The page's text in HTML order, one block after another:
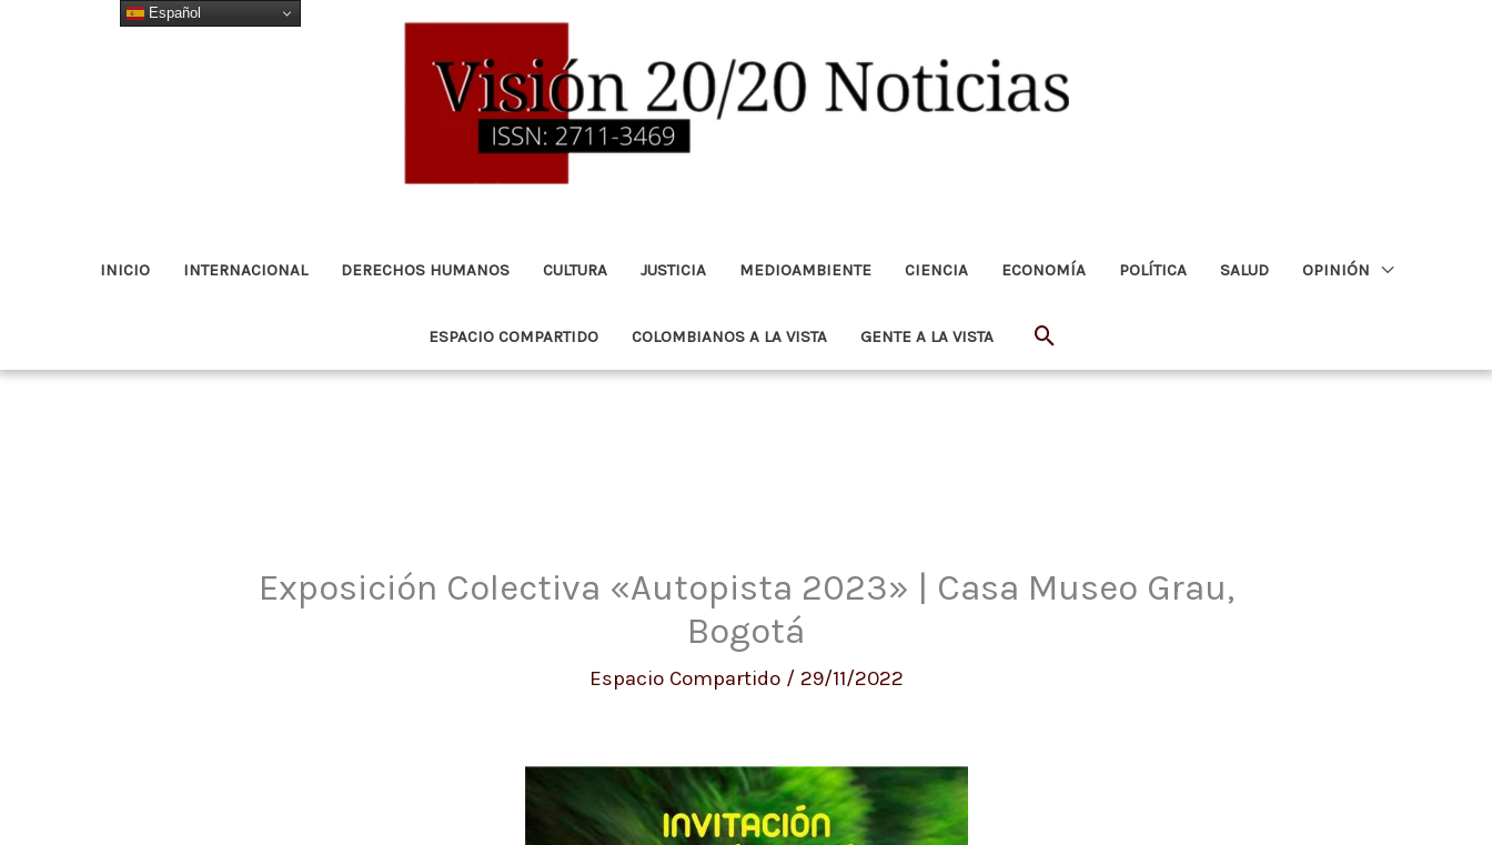
INICIO INTERNACIONAL DERECHOS HUMANOS CULTURA JUSTICIA MEDIOAMBIENTE CIENCIA ECONOMÍA POLÍTICA SALUD OPINIÓN
ESPACIO COMPARTIDO COLOMBIANOS A LA VISTA GENTE A LA VISTA Buscar
Exposición Colectiva «Autopista 2023» | Casa Museo Grau,
Bogotá
Espacio Compartido/ 29/11/2022
Español